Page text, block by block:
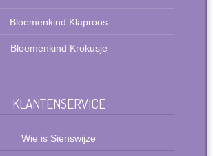
Bloemenkind Klaproos
Bloemenkind Krokusje
KLANTENSERVICE
Wie is Sienswijze